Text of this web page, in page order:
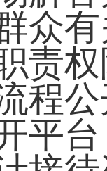
众
责
程
平